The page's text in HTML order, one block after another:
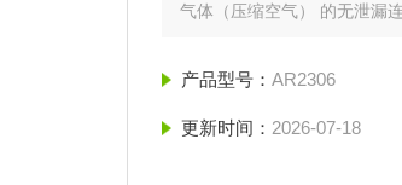
气体（压缩空气）‌ 的无泄漏
产品型号：AR2306
更新时间： 2026-07-18